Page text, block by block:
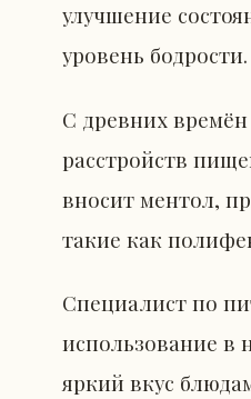
улучшение
уровень бодрости.
С древних
расстройств
вносит ментол,
такие как
Специалист по
использование в
яркий вкус